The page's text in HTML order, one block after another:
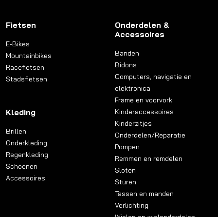
Fietsen
E-Bikes
Mountainbikes
Racefietsen
Stadsfietsen
Kleding
Brillen
Onderkleding
Regenkleding
Schoenen
Accessoires
Onderdelen &
Accessoires
Banden
Bidons
Computers, navigatie en
elektronica
Frame en voorvork
Kinderaccessoires
Kinderzitjes
Onderdelen/Reparatie
Pompen
Remmen en remdelen
Sloten
Sturen
Tassen en manden
Verlichting